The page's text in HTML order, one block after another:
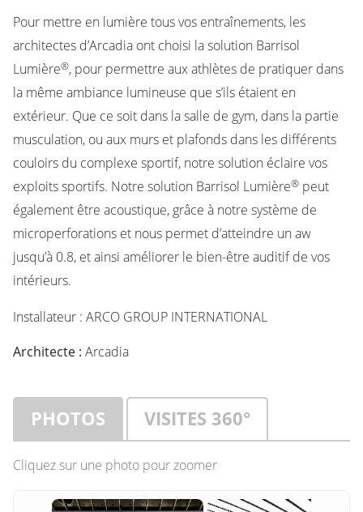
Pour mettre en lumière tous vos entraînements, les
architectes d’Arcadia ont choisi la solution Barrisol
Lumière®, pour permettre aux athlètes de pratiquer dans
la même ambiance lumineuse que s’ils étaient en
extérieur. Que ce soit dans la salle de gym, dans la partie
musculation, ou aux murs et plafonds dans les différents
couloirs du complexe sportif, notre solution éclaire vos
exploits sportifs. Notre solution Barrisol Lumière® peut
également être acoustique, grâce à notre système de
microperforations et nous permet d’atteindre un aw
jusqu’à 0.8, et ainsi améliorer le bien-être auditif de vos
intérieurs.
Installateur : ARCO GROUP INTERNATIONAL
Architecte : Arcadia
PHOTOS VISITES 360°
Cliquez sur une photo pour zoomer